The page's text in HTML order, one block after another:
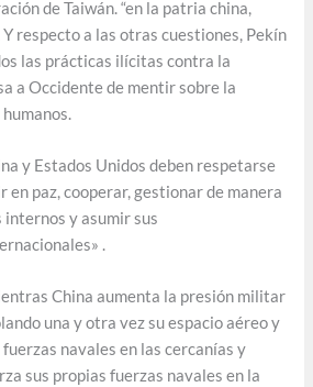
de Taiwán. “en la patria china,
Y respecto a las otras cuestiones, Pekín
las prácticas ilícitas contra la
a Occidente de mentir sobre la
y Estados Unidos deben respetarse
paz, cooperar, gestionar de manera
y asumir sus
.
China aumenta la presión militar
una y otra vez su espacio aéreo y
navales en las cercanías y
sus propias fuerzas navales en la